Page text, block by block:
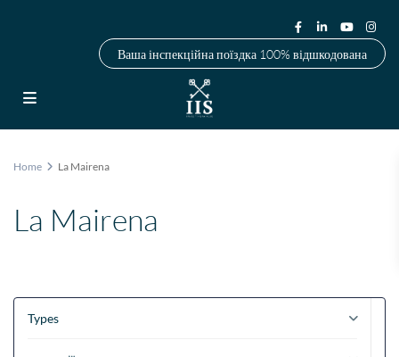
Ваша інспекційна поїздка 100% відшкодована
Home La Mairena
La Mairena
Types